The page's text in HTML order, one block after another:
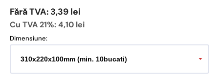
Fără TVA: 3,39 lei
Cu TVA 21%:4,10 lei
Dimensiune: